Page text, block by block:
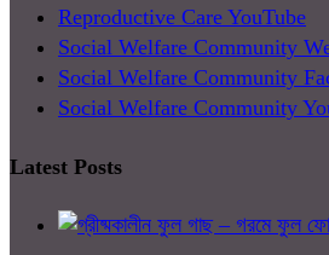
Reproductive Care YouTube
Social Welfare Community
Social Welfare Community
Social Welfare Community
Latest Posts